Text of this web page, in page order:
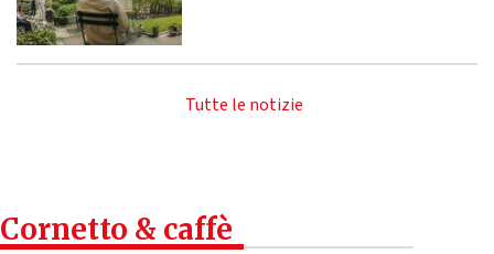
Tutte le notizie
Cornetto & caffè